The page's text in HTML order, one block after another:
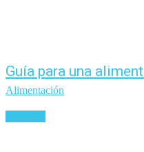
Guía para una
Alimentación